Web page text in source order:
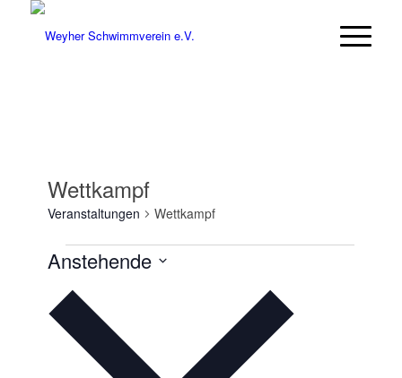
Wettkampf
Veranstaltungen Wettkampf
Veranstaltungen
Anstehende
wählen.